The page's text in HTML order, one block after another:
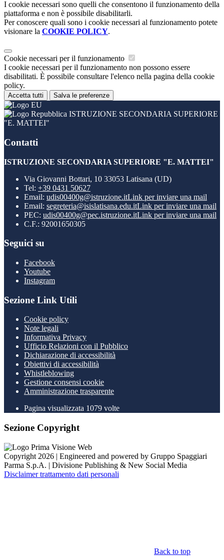
I cookie necessari sono quelli che consentono il funzionamento della
piattaforma e non è possibile disabilitarli.
Per conoscere quali sono i cookie necessari al funzionamento potete
visionare la COOKIE POLICY.
Cookie necessari per il funzionamento
I cookie necessari per il funzionamento non possono essere
disabilitati. È possibile consultare l'elenco nella pagina della cookie
policy.
Accetta tutti Salva le preferenze
ISTRUZIONE SECONDARIA SUPERIORE
"E. MATTEI"
Contatti
ISTRUZIONE SECONDARIA SUPERIORE "E. MATTEI"
Via Giovanni Bottari, 10 33053 Latisana (UD)
Tel: +39 0431 50627
Email: udis00400g@istruzione.itLink per inviare una mail
Email: segreteria@isislatisana.edu.itLink per inviare una mail
PEC: udis00400g@pec.istruzione.itLink per inviare una mail
C.F.: 92001650305
Seguici su
Facebook
Youtube
Instagram
Sezione Link Utili
Cookie policy
Note legali
Informativa Privacy
Ufficio Relazioni con il Pubblico
Dichiarazione di accessibilità
Obiettivi di accessibilità
Whistleblowing
Gestione consensi cookie
Amministrazione trasparente
Pagina visualizzata 1079 volte
Sezione Copyright
Copyright 2026 | Engineered and powered by Gruppo Spaggiari
Parma S.p.A. | Divisione Publishing & New Social Media
Disclaimer trattamento dati personali
Back to top